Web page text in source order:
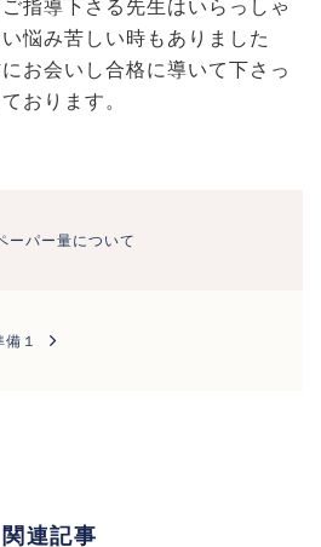
指導下さる先生はいらっしゃ
悩み苦しい時もありました
お会いし合格に導いて下さっ
おります。
ーパー量について
１
関連記事